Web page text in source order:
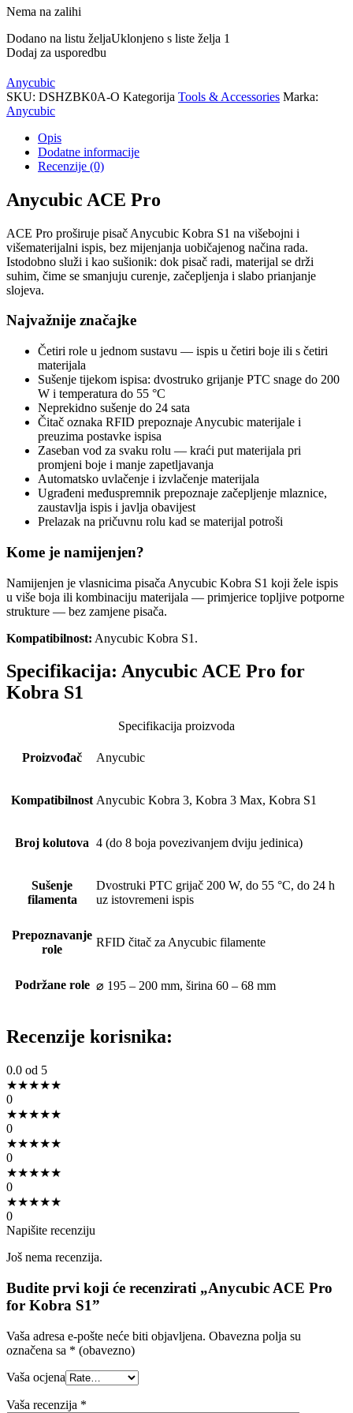
Nema na zalihi
Dodano na listu željaUklonjeno s liste želja 1
Dodaj za usporedbu
Anycubic
SKU: DSHZBK0A-O Kategorija Tools & Accessories Marka:
Anycubic
Opis
Dodatne informacije
Recenzije (0)
Anycubic ACE Pro
ACE Pro proširuje pisač Anycubic Kobra S1 na višebojni i
višematerijalni ispis, bez mijenjanja uobičajenog načina rada.
Istodobno služi i kao sušionik: dok pisač radi, materijal se drži
suhim, čime se smanjuju curenje, začepljenja i slabo prianjanje
slojeva.
Najvažnije značajke
Četiri role u jednom sustavu — ispis u četiri boje ili s četiri
materijala
Sušenje tijekom ispisa: dvostruko grijanje PTC snage do 200
W i temperatura do 55 °C
Neprekidno sušenje do 24 sata
Čitač oznaka RFID prepoznaje Anycubic materijale i
preuzima postavke ispisa
Zaseban vod za svaku rolu — kraći put materijala pri
promjeni boje i manje zapetljavanja
Automatsko uvlačenje i izvlačenje materijala
Ugrađeni međuspremnik prepoznaje začepljenje mlaznice,
zaustavlja ispis i javlja obavijest
Prelazak na pričuvnu rolu kad se materijal potroši
Kome je namijenjen?
Namijenjen je vlasnicima pisača Anycubic Kobra S1 koji žele ispis
u više boja ili kombinaciju materijala — primjerice topljive potporne
strukture — bez zamjene pisača.
Kompatibilnost: Anycubic Kobra S1.
Specifikacija: Anycubic ACE Pro for
Kobra S1
Specifikacija proizvoda
Proizvođač Anycubic
Kompatibilnost Anycubic Kobra 3, Kobra 3 Max, Kobra S1
Broj kolutova 4 (do 8 boja povezivanjem dviju jedinica)
Sušenje
filamenta
Dvostruki PTC grijač 200 W, do 55 °C, do 24 h
uz istovremeni ispis
Prepoznavanje
role
RFID čitač za Anycubic filamente
Podržane role ⌀ 195 – 200 mm, širina 60 – 68 mm
Recenzije korisnika:
0.0 od 5
★★★★★
0
★★★★★
0
★★★★★
0
★★★★★
0
★★★★★
0
Napišite recenziju
Još nema recenzija.
Budite prvi koji će recenzirati „Anycubic ACE Pro
for Kobra S1”
Vaša adresa e-pošte neće biti objavljena. Obavezna polja su
označena sa * (obavezno)
Vaša ocjena
Vaša recenzija *